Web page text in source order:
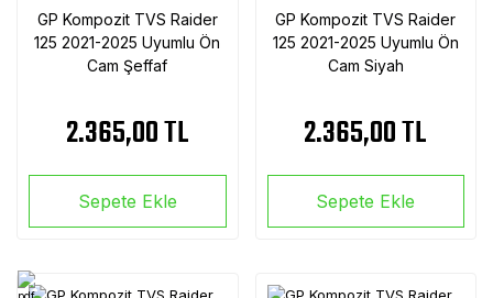
GP Kompozit TVS Raider
125 2021-2025 Uyumlu Ön
Cam Şeffaf
2.365,00 TL
Sepete Ekle
GP Kompozit TVS Raider
125 2021-2025 Uyumlu Ön
Cam Siyah
2.365,00 TL
Sepete Ekle